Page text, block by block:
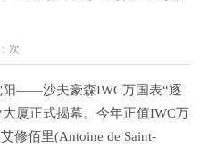
次
阳——沙夫豪森IWC万国表“逐
厦正式揭幕。今年正值IWC万
修佰里(Antoine de Saint-